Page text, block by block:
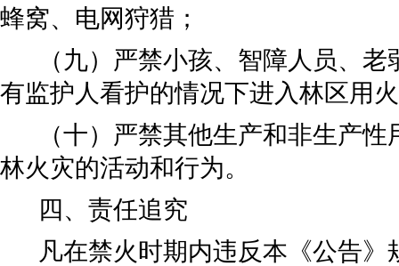
蜂窝、电网狩猎；
（九） 严禁小孩、智障人员、老
有监护人看护的情况下进入林区用
（十） 严禁其他生产和非生产性
林火灾的活动和行为。
四、责任追究
凡在禁火时期内违反本 《公告》